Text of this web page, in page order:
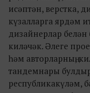
исәптән, верстка,
күзалларга ярдәм
дизайнерлар белән
киләчәк. Әлеге
һәм авторларның,
тандемнары
республикакүләм,